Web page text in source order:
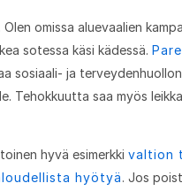
omissa aluevaalien
sotessa käsi kädessä.
sosiaali- ja
Tehokkuutta saa myös
hyvä esimerkki valtion
hyötyä. Jos